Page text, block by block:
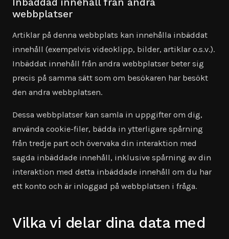
webbplatser
Artiklar på denna webbplats kan innehålla inbäddat
innehåll (exempelvis videoklipp, bilder, artiklar o.s.v.).
Inbäddat innehåll från andra webbplatser beter sig
precis på samma sätt som om besökaren har besökt
den andra webbplatsen.
Dessa webbplatser kan samla in uppgifter om dig,
använda cookie-filer, bädda in ytterligare spårning
från tredje part och övervaka din interaktion med
sagda inbäddade innehåll, inklusive spårning av din
interaktion med detta inbäddade innehåll om du har
ett konto och är inloggad på webbplatsen i fråga.
Vilka vi delar dina data med